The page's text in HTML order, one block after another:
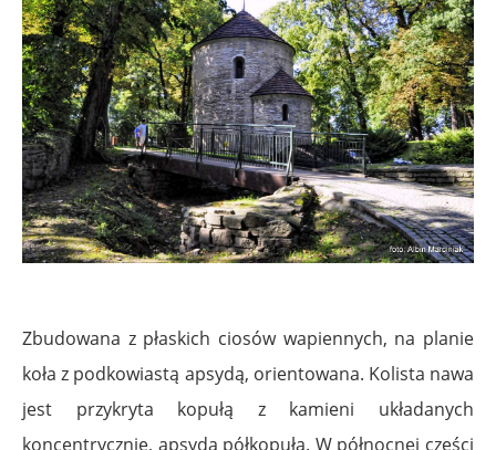
Zbudowana z płaskich ciosów wapiennych, na planie
koła z podkowiastą apsydą, orientowana. Kolista nawa
jest przykryta kopułą z kamieni układanych
koncentrycznie, apsyda półkopułą. W północnej części